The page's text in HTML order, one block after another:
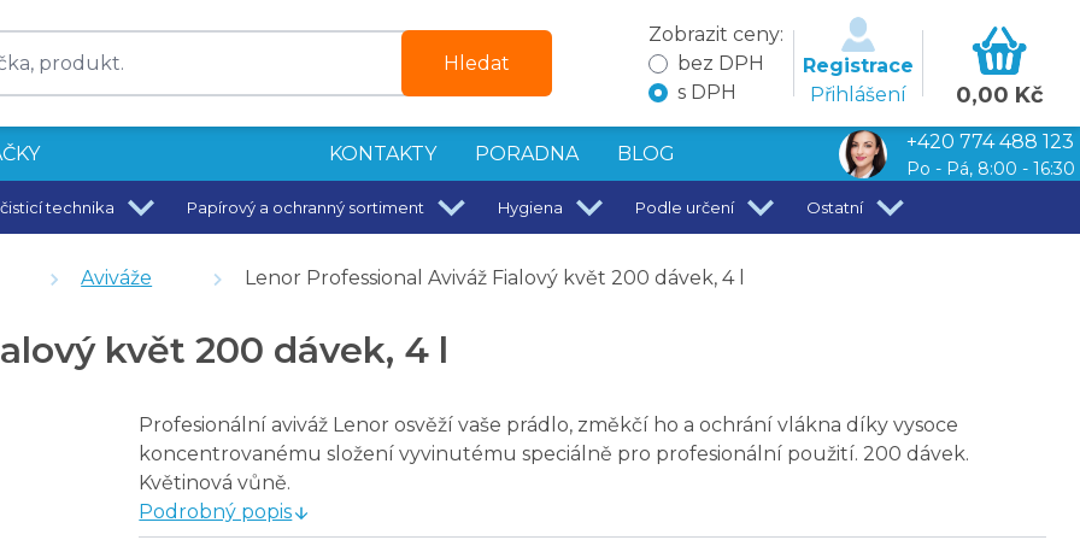
Hledat
Zobrazit ceny:
bez DPH
s DPH
Registrace
Přihlášení
0,00 Kč
KONTAKTY PORADNA BLOG
+420 774 488 123
Po - Pá, 8:00 - 16:30
technika Papírový a ochranný sortiment Hygiena Podle určení Ostatní
Aviváže Lenor Professional Aviváž Fialový květ 200 dávek, 4 l
květ 200 dávek, 4 l
Profesionální aviváž Lenor osvěží vaše prádlo, změkčí ho a ochrání vlákna díky vysoce
koncentrovanému složení vyvinutému speciálně pro profesionální použití. 200 dávek.
Květinová vůně.
Podrobný popis